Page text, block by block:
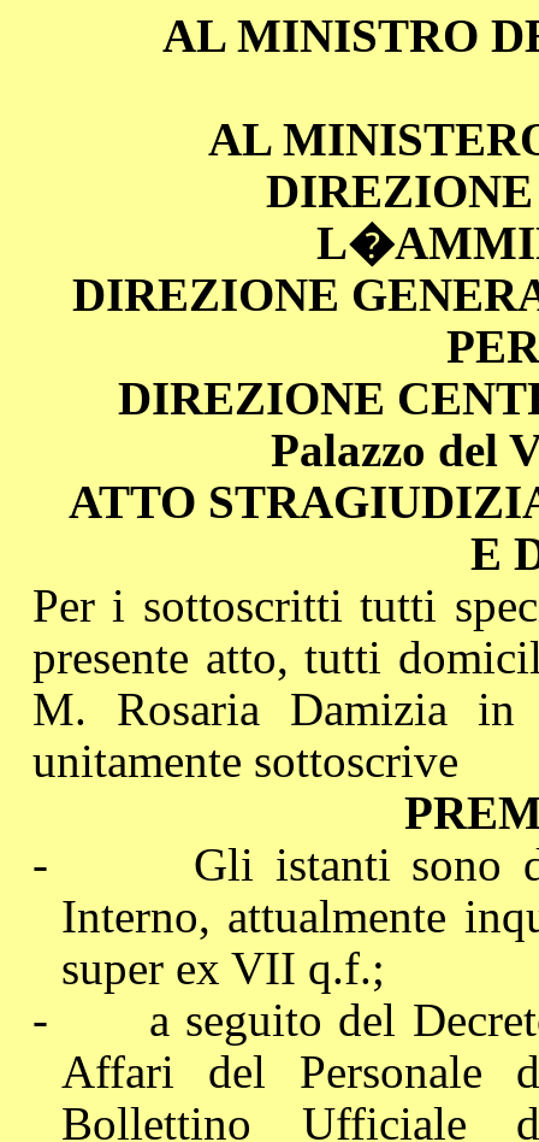
AL MINISTRO
AL
DIREZIONE
DIREZIONE
Palazzo del
ATTO
E
Per i sottoscritti tutti
presente atto, tutti
M. Rosaria Damizia in
unitamente sottoscrive
-
Gli istanti sono
Interno, attualmente
super ex VII q.f.;
-
a seguito del
Affari del Personale
Bollettino Ufficiale